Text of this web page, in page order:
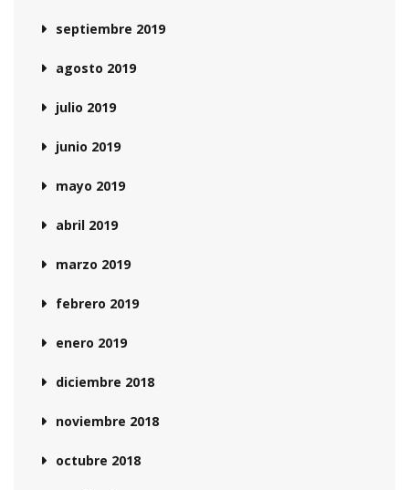
septiembre 2019
agosto 2019
julio 2019
junio 2019
mayo 2019
abril 2019
marzo 2019
febrero 2019
enero 2019
diciembre 2018
noviembre 2018
octubre 2018